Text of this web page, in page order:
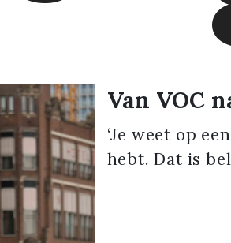
Van VOC
‘Je weet op
hebt. Dat is